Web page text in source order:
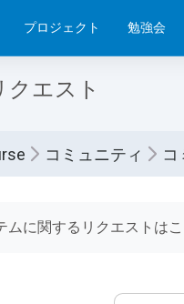
プロジェクト 勉強会
クエスト
コミュニティ コ
ムに関するリクエストは